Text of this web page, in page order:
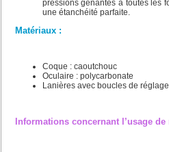
pressions gênantes à toutes les
une étanchéité parfaite.
Matériaux :
Coque : caoutchouc
Oculaire : polycarbonate
Lanières avec boucles de réglage.
Informations concernant l’usage